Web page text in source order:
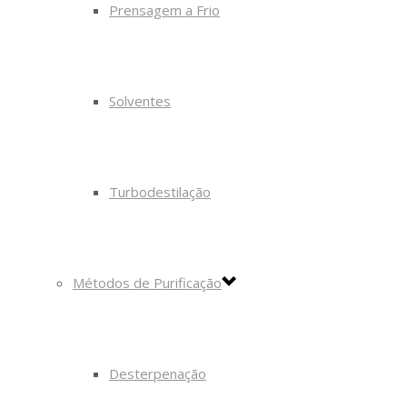
Prensagem a Frio
Solventes
Turbodestilação
Métodos de Purificação
Desterpenação